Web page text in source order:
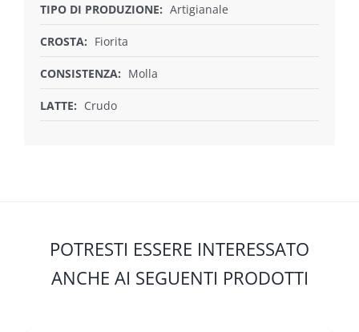
TIPO DI PRODUZIONE: Artigianale
CROSTA: Fiorita
CONSISTENZA: Molla
LATTE: Crudo
POTRESTI ESSERE INTERESSATO
ANCHE AI SEGUENTI PRODOTTI